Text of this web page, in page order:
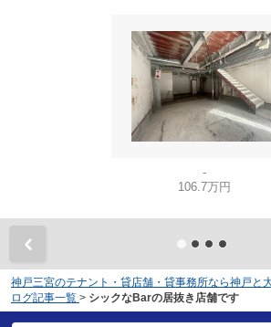
-
106.7万円
神戸三宮のテナント・貸店舗・貸事務所なら神戸と
ログ記事一覧 > シックなBarの居抜き店舗です